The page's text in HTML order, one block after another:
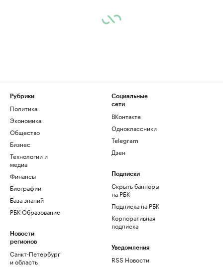
Рубрики
Политика
Экономика
Общество
Бизнес
Технологии и
медиа
Финансы
Биографии
База знаний
РБК Образование
Новости
регионов
Санкт-Петербург
и область
Социальные
сети
ВКонтакте
Одноклассники
Telegram
Дзен
Подписки
Скрыть баннеры
на РБК
Подписка на РБК
Корпоративная
подписка
Уведомления
RSS Новости